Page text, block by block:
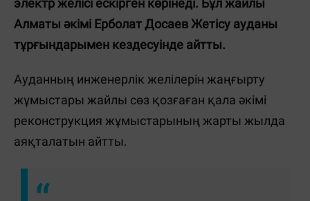
электр желісі ескірген көрінеді. Бұл жайлы
Алматы әкімі Ерболат Досаев Жетісу ауданы
тұрғындарымен кездесуінде айтты.
Ауданның инженерлік желілерін жаңғырту
жұмыстары жайлы сөз қозғаған қала әкімі
реконструкция жұмыстарының жарты жылда
аяқталатын айтты.